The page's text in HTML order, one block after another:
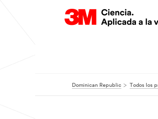
Dominican Republic Todos los